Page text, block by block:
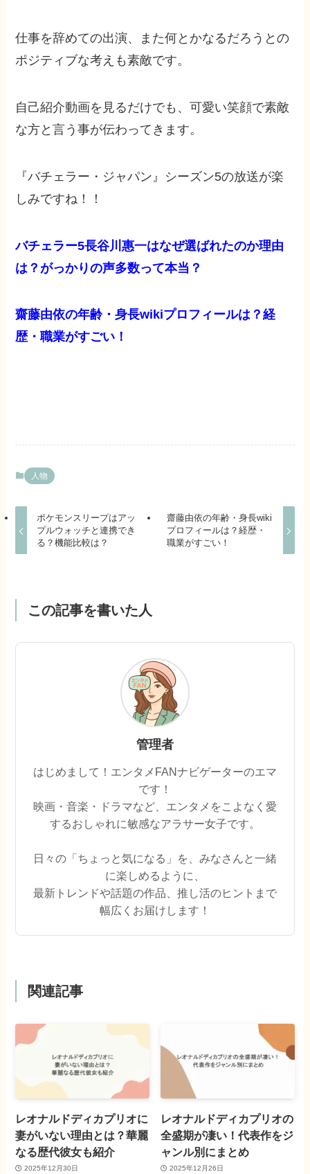
仕事を辞めての出演、また何とかなるだろうとの
ポジティブな考えも素敵です。
自己紹介動画を見るだけでも、可愛い笑顔で素敵
な方と言う事が伝わってきます。
『バチェラー・ジャパン』シーズン5の放送が楽
しみですね！！
バチェラー5長谷川惠一はなぜ選ばれたのか理由
は？がっかりの声多数って本当？
齋藤由依の年齢・身長wikiプロフィールは？経
歴・職業がすごい！
人物
ポケモンスリープはアッ
プルウォッチと連携でき
る？機能比較は？
齋藤由依の年齢・身長wiki
プロフィールは？経歴・
職業がすごい！
この記事を書いた人
管理者
はじめまして！エンタメFANナビゲーターのエマ
です！
映画・音楽・ドラマなど、エンタメをこよなく愛
するおしゃれに敏感なアラサー女子です。
日々の「ちょっと気になる」を、みなさんと一緒
に楽しめるように、
最新トレンドや話題の作品、推し活のヒントまで
幅広くお届けします！
関連記事
レオナルドディカプリオに
妻がいない理由とは？華麗
なる歴代彼女も紹介
2025年12月30日
レオナルドディカプリオの
全盛期が凄い！代表作をジ
ャンル別にまとめ
2025年12月26日